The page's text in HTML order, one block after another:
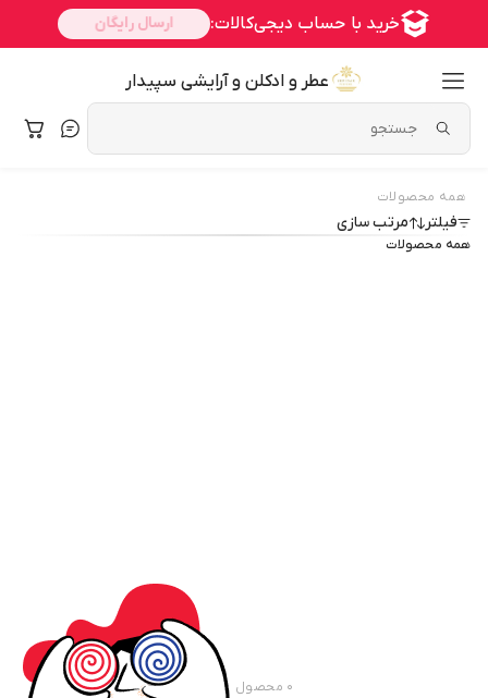
عطر و ادکلن و آرایشی سپیدار
همه محصولات
فیلتر مرتب سازی
همه محصولات
۰ محصول